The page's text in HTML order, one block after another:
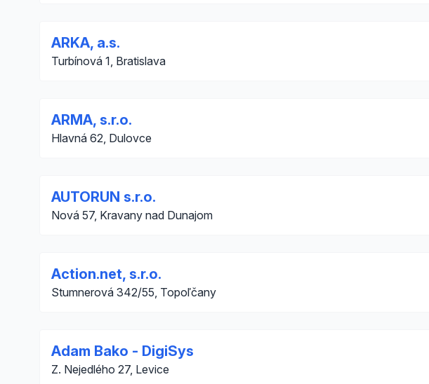
ARKA, a.s.
Turbínová 1, Bratislava
ARMA, s.r.o.
Hlavná 62, Dulovce
AUTORUN s.r.o.
Nová 57, Kravany nad Dunajom
Action.net, s.r.o.
Stumnerová 342/55, Topoľčany
Adam Bako - DigiSys
Z. Nejedlého 27, Levice